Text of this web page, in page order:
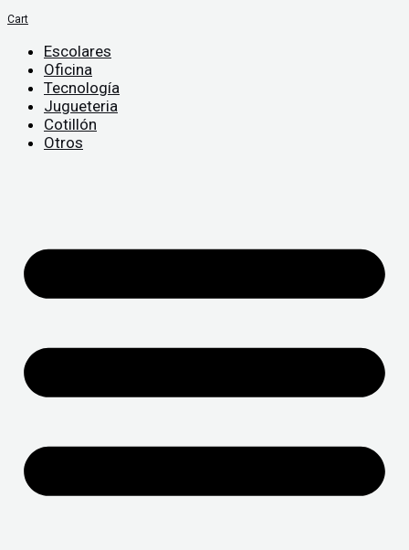
Cart
Escolares
Oficina
Tecnología
Jugueteria
Cotillón
Otros